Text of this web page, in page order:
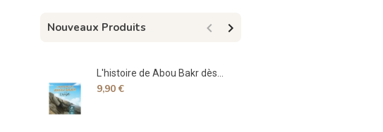
Nouveaux Produits
L'histoire de Abou Bakr dès...
9,90 €
 